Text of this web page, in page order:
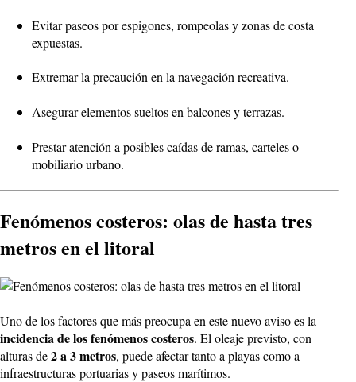
Evitar paseos por espigones, rompeolas y zonas de costa
expuestas.
Extremar la precaución en la navegación recreativa.
Asegurar elementos sueltos en balcones y terrazas.
Prestar atención a posibles caídas de ramas, carteles o
mobiliario urbano.
Fenómenos costeros: olas de hasta tres
metros en el litoral
Uno de los factores que más preocupa en este nuevo aviso es la
incidencia de los fenómenos costeros. El oleaje previsto, con
alturas de2 a 3 metros, puede afectar tanto a playas como a
infraestructuras portuarias y paseos marítimos.